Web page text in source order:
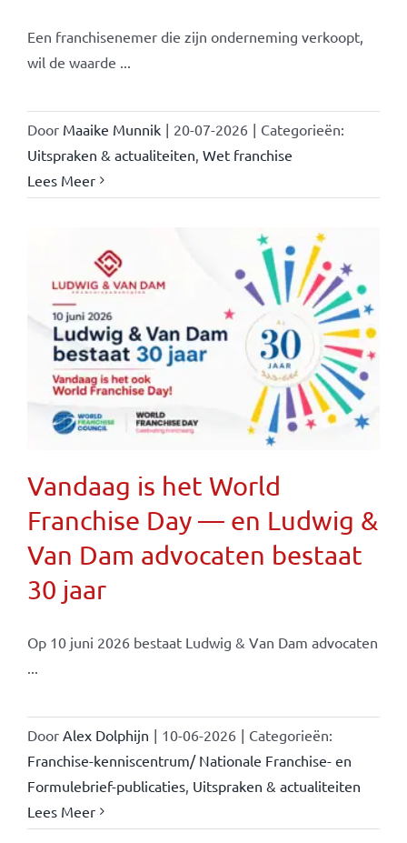
Een franchisenemer die zijn onderneming verkoopt,
wil de waarde ...
Door Maaike Munnik | 20-07-2026 | Categorieën:
Uitspraken & actualiteiten Wet franchise
Lees Meer
Vandaag is het World
Franchise Day — en Ludwig &
Van Dam advocaten bestaat
30 jaar
Op 10 juni 2026 bestaat Ludwig & Van Dam advocaten
Door Alex Dolphijn | 10-06-2026 | Categorieën:
Franchise-kenniscentrum/ Nationale Franchise- en
Formulebrief-publicaties, Uitspraken & actualiteiten
Lees Meer